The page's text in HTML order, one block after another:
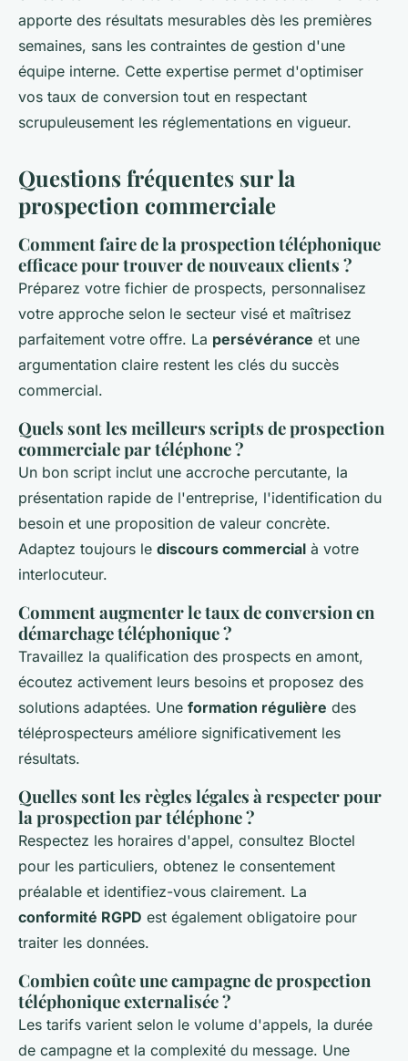
apporte des résultats mesurables dès les premières
semaines, sans les contraintes de gestion d'une
équipe interne. Cette expertise permet d'optimiser
vos taux de conversion tout en respectant
scrupuleusement les réglementations en vigueur.
Questions fréquentes sur la
prospection commerciale
Comment faire de la prospection téléphonique
efficace pour trouver de nouveaux clients ?
Préparez votre fichier de prospects, personnalisez
votre approche selon le secteur visé et maîtrisez
parfaitement votre offre. La persévérance et une
argumentation claire restent les clés du succès
commercial.
Quels sont les meilleurs scripts de prospection
commerciale par téléphone ?
Un bon script inclut une accroche percutante, la
présentation rapide de l'entreprise, l'identification du
besoin et une proposition de valeur concrète.
Adaptez toujours le discours commercial à votre
interlocuteur.
Comment augmenter le taux de conversion en
démarchage téléphonique ?
Travaillez la qualification des prospects en amont,
écoutez activement leurs besoins et proposez des
solutions adaptées. Une formation régulière des
téléprospecteurs améliore significativement les
résultats.
Quelles sont les règles légales à respecter pour
la prospection par téléphone ?
Respectez les horaires d'appel, consultez Bloctel
pour les particuliers, obtenez le consentement
préalable et identifiez-vous clairement. La
conformité RGPD est également obligatoire pour
traiter les données.
Combien coûte une campagne de prospection
téléphonique externalisée ?
Les tarifs varient selon le volume d'appels, la durée
de campagne et la complexité du message. Une